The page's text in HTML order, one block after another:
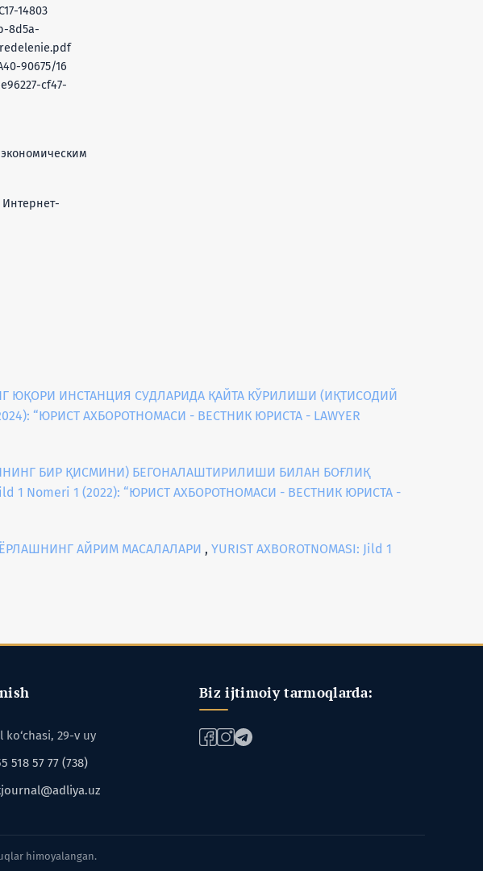
14803
8d5a-
90675/16
cf47-
экономическим
ЮҚОРИ ИНСТАНЦИЯ СУДЛАРИДА ҚАЙТА КЎРИЛИШИ (ИҚТИСОДИЙ
“ЮРИСТ АХБОРОТНОМАСИ - ВЕСТНИК ЮРИСТА - LAWYER
БИР ҚИСМИНИ) БЕГОНАЛАШТИРИЛИШИ БИЛАН БОҒЛИҚ
Jild 1 Nomeri 1 (2022): “ЮРИСТ АХБОРОТНОМАСИ - ВЕСТНИК ЮРИСТА -
АЙРИМ МАСАЛАЛАРИ , YURIST AXBOROTNOMASI: Jild 1
ko‘chasi, 29-v uy
518 57 77 (738)
Biz ijtimoiy tarmoqlarda:
himoyalangan.